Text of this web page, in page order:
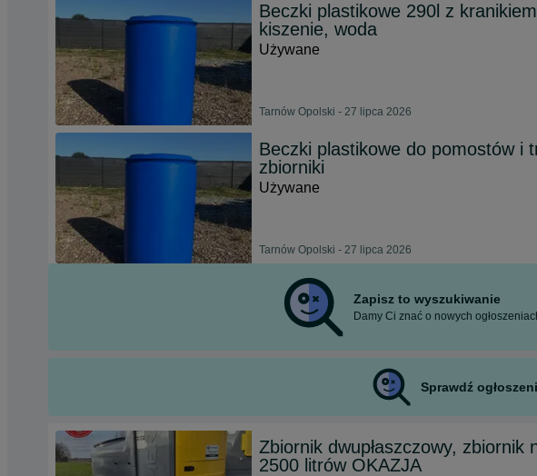
Beczki plastikowe 290l z
kiszenie, woda
Używane
Tarnów Opolski - 27 lipca 2026
Beczki plastikowe do pomostów i
zbiorniki
Używane
Tarnów Opolski - 27 lipca 2026
Zapisz to wyszukiwanie
Damy Ci znać o nowych
Sprawdź
Zbiornik dwupłaszczowy, zbiornik
2500 litrów OKAZJA